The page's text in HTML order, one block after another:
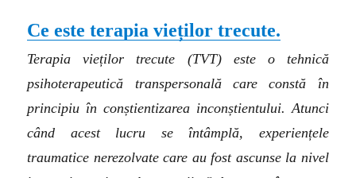
Ce este terapia vieților trecute.
Terapia vieților trecute (TVT) este o tehnică
psihoterapeutică transpersonală care constă în
principiu în conștientizarea inconștientului. Atunci
când acest lucru se întâmplă, experiențele
traumatice nerezolvate care au fost ascunse la nivel